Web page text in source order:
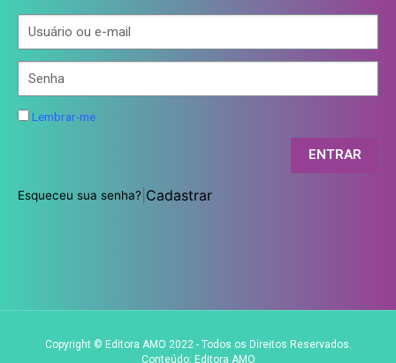
Lembrar-me
ENTRAR
Esqueceu sua senha? Cadastrar
Copyright © Editora AMO 2022 - Todos os Direitos Reservados.
Conteúdo: Editora AMO